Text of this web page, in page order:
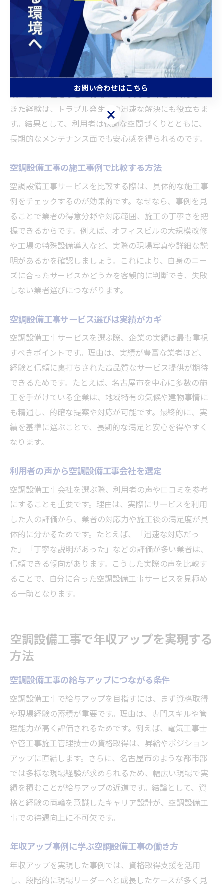
豊富な実績を持つ空調設備工事の魅力
豊富な実績を持つ空調設備工事サービスには、技術力の
高さと柔軟な対応力という大きな魅力があります。理由
は、多種多様な建物や環境で培ったノウハウが、安全か
つ効率的な施工につながるためです。例えば、商業施
設、工場、住宅など、現場ごとに異なる課題に対応して
きた経験は、トラブル発生時の迅速な解決にも役立ちま
す。結果として、利用者は快適な空間づくりとともに、
長期的なメンテナンス面でも安心感を得られるのです。
空調設備工事の施工事例で比較する方法
空調設備工事サービスを比較する際は、具体的な施工事
例をチェックするのが効果的です。なぜなら、事例を見
ることで業者の得意分野や対応範囲、施工の丁寧さを把
握できるからです。例えば、オフィスビルの大規模改修
や工場の特殊設備導入など、実際の現場写真や詳細な説
明があるかを確認しましょう。これにより、自身のニー
ズに合ったサービスかどうかを客観的に判断でき、失敗
しない業者選びにつながります。
空調設備工事サービス選びは実績がカギ
空調設備工事サービスを選ぶ際、企業の実績は最も重視
すべきポイントです。理由は、実績が豊富な業者ほど、
経験と信頼に裏打ちされた高品質なサービス提供が期待
できるためです。たとえば、名古屋市を中心に多数の施
工を手がけている企業は、地域特有の気候や建物事情に
も精通し、的確な提案や対応が可能です。最終的に、実
績を基準に選ぶことで、長期的な満足と安心を得やすく
なります。
利用者の声から空調設備工事会社を選定
空調設備工事会社を選ぶ際、利用者の声や口コミを参考
にすることも重要です。理由は、実際にサービスを利用
した人の評価から、業者の対応力や施工後の満足度が具
体的に分かるためです。たとえば、「迅速な対応だっ
た」「丁寧な説明があった」などの評価が多い業者は、
信頼できる傾向があります。こうした実際の声を比較す
ることで、自分に合った空調設備工事サービスを見極め
る一助となります。
空調設備工事で年収アップを実現する
方法
空調設備工事の給与アップにつながる条件
空調設備工事で給与アップを目指すには、まず資格取得
や現場経験の蓄積が重要です。理由は、専門スキルや管
理能力が高く評価されるためです。例えば、電気工事士
や管工事施工管理技士の資格取得は、昇給やポジション
アップに直結します。さらに、名古屋市のような都市部
では多様な現場経験が求められるため、幅広い現場で実
績を積むことが給与アップの近道です。結論として、資
格と経験の両輪を意識したキャリア設計が、空調設備工
事での待遇向上に不可欠です。
年収アップ事例に学ぶ空調設備工事の働き方
年収アップを実現した事例では、資格取得支援を活用
し、段階的に現場リーダーへと成長したケースが多く見
お問い合わせはこちら
お問い合わせはこちら